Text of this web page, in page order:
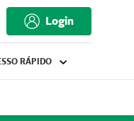
Login
RÁPIDO